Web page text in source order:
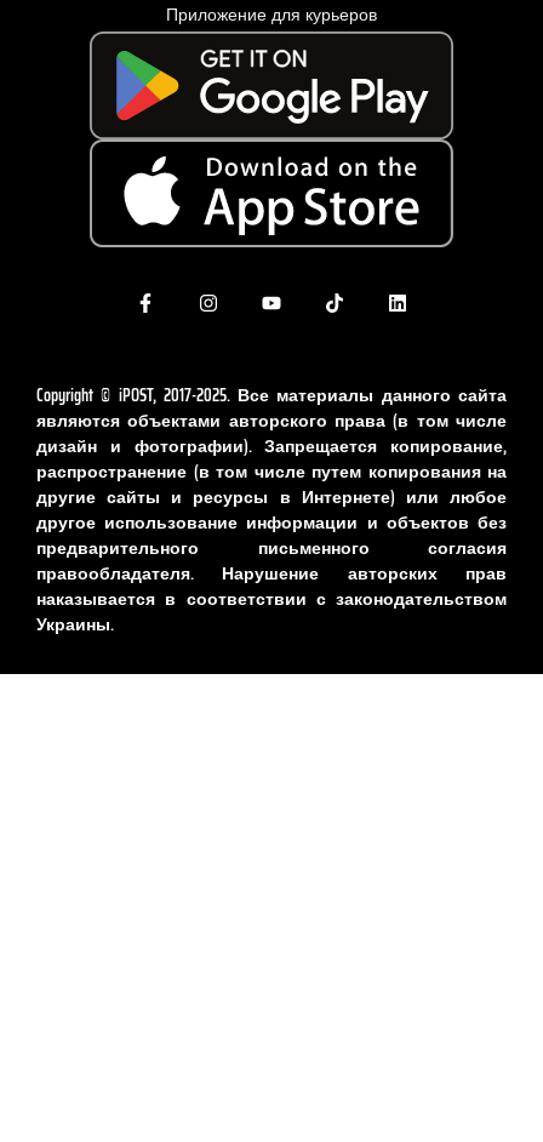
Приложение для курьеров
Copyright © iPOST, 2017-2025. Все материалы данного сайта
являются объектами авторского права (в том числе
дизайн и фотографии). Запрещается копирование,
распространение (в том числе путем копирования на
другие сайты и ресурсы в Интернете) или любое
другое использование информации и объектов без
предварительного письменного согласия
правообладателя. Нарушение авторских прав
наказывается в соответствии с законодательством
Украины.